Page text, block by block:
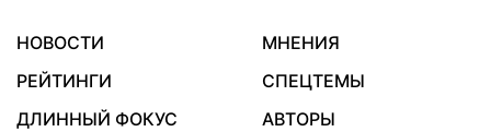
НОВОСТИ
МНЕНИЯ
РЕЙТИНГИ
СПЕЦТЕМЫ
ДЛИННЫЙ ФОКУС
АВТОРЫ